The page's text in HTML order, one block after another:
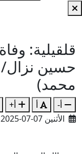
قلقيلية:
حسين
محمد)
أ- أ أ+
الأثنين 07-07-2025